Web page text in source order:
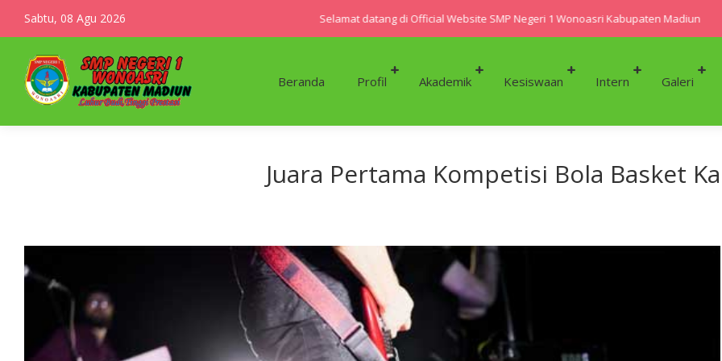
Sabtu, 08 Agu 2026 Selamat datang di Official Website SMP Negeri 1 Wonoasri Kabupaten Madiun
Beranda Profil Akademik Kesiswaan Intern Galeri
Juara Pertama Kompetisi Bola Basket